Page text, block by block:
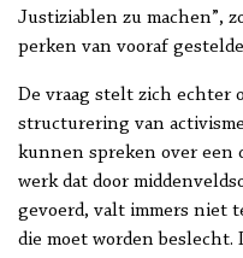
Justiziablen zu machen”,
perken van vooraf
De vraag stelt zich echter
structurering van
kunnen spreken over een
werk dat door
gevoerd, valt immers niet
die moet worden